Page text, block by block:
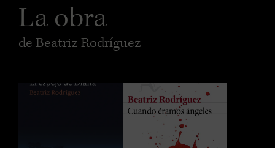
La obra
de Beatriz Rodríguez